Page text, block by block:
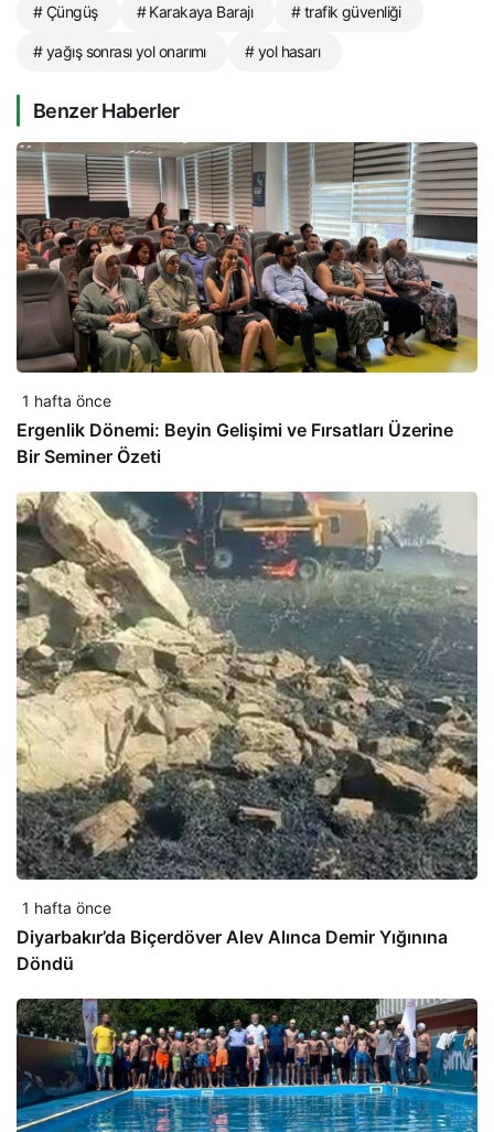
# Çüngüş # Karakaya Barajı # trafik güvenliği
# yağış sonrası yol onarımı # yol hasarı
Benzer Haberler
1 hafta önce
Ergenlik Dönemi: Beyin Gelişimi ve Fırsatları Üzerine
Bir Seminer Özeti
1 hafta önce
Diyarbakır’da Biçerdöver Alev Alınca Demir Yığınına
Döndü